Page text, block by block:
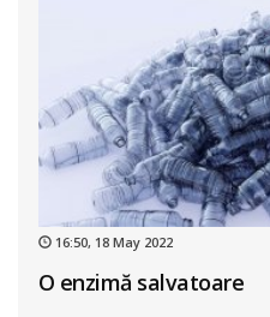
16:50, 18 May 2022
O enzimă salvatoare